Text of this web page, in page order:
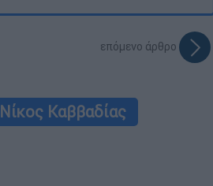
επόμενο άρθρο
Νίκος Καββαδίας